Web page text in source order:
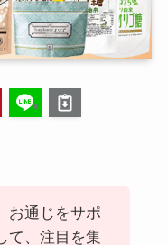
お通じをサポ
て、注目を集